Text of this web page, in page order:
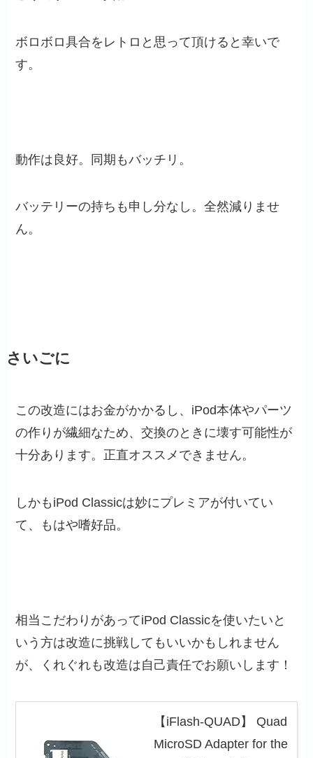
ボロボロ具合をレトロと思って頂けると幸いで
す。
動作は良好。同期もバッチリ。
バッテリーの持ちも申し分なし。全然減りませ
ん。
さいごに
この改造にはお金がかかるし、iPod本体やパーツ
の作りが繊細なため、交換のときに壊す可能性が
十分あります。正直オススメできません。
しかもiPod Classicは妙にプレミアが付いてい
て、もはや嗜好品。
相当こだわりがあってiPod Classicを使いたいと
いう方は改造に挑戦してもいいかもしれません
が、くれぐれも改造は自己責任でお願いします！
【iFlash-QUAD】 Quad
MicroSD Adapter for the